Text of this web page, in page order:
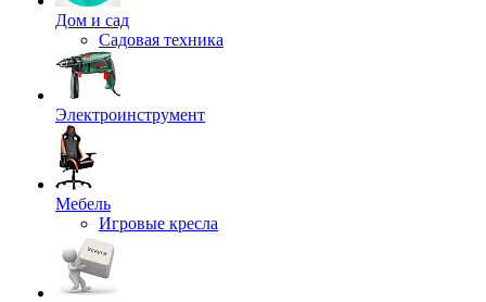
Дом и сад
Садовая техника
Электроинструмент
Мебель
Игровые кресла